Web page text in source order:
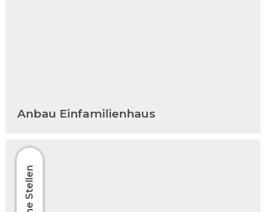
Anbau Einfamilienhaus